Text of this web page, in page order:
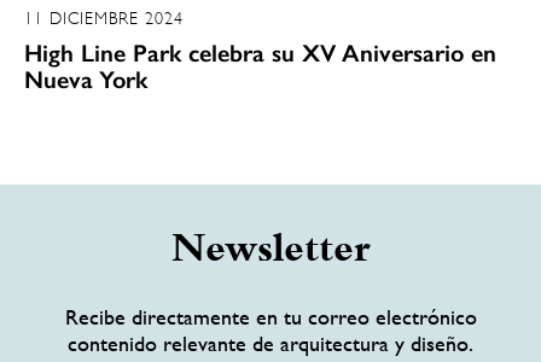
11 DICIEMBRE 2024
High Line Park celebra su XV Aniversario en
Nueva York
Newsletter
Recibe directamente en tu correo electrónico
contenido relevante de arquitectura y diseño.